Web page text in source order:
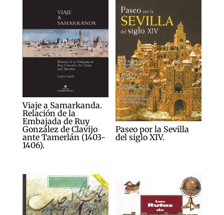
Viaje a Samarkanda.
Relación de la
Embajada de Ruy
González de Clavijo
ante Tamerlán (1403-
1406).
Paseo por la Sevilla
del siglo XIV.